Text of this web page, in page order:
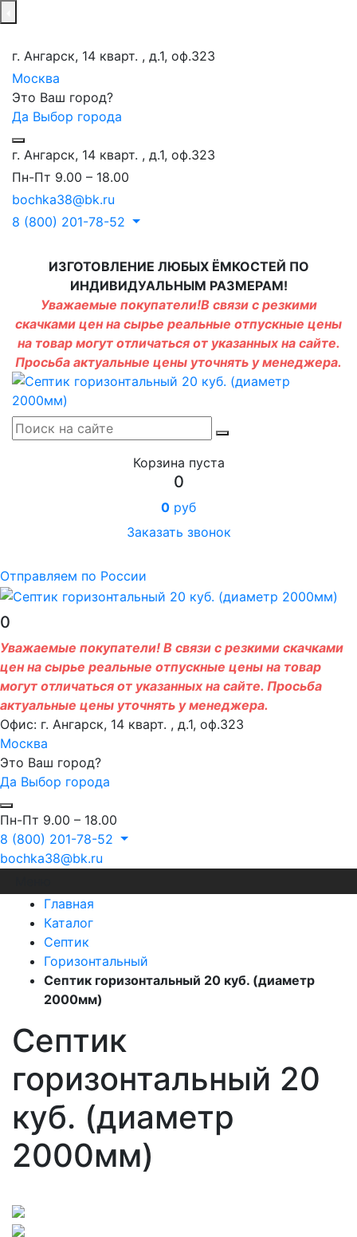
г. Ангарск, 14 кварт. , д.1, оф.323
Москва
Это Ваш город?
Да Выбор города
г. Ангарск, 14 кварт. , д.1, оф.323
Пн-Пт 9.00 – 18.00
bochka38@bk.ru
8 (800) 201-78-52
ИЗГОТОВЛЕНИЕ ЛЮБЫХ ЁМКОСТЕЙ ПО
ИНДИВИДУАЛЬНЫМ РАЗМЕРАМ!
Уважаемые покупатели!В связи с резкими
скачками цен на сырье реальные отпускные цены
на товар могут отличаться от указанных на сайте.
Просьба актуальные цены уточнять у менеджера.
Корзина пуста
0
0 руб
Заказать звонок
Отправляем по России
0
Уважаемые покупатели! В связи с резкими скачками
цен на сырье реальные отпускные цены на товар
могут отличаться от указанных на сайте. Просьба
актуальные цены уточнять у менеджера.
Офис: г. Ангарск, 14 кварт. , д.1, оф.323
Москва
Это Ваш город?
Да Выбор города
Пн-Пт 9.00 – 18.00
8 (800) 201-78-52
bochka38@bk.ru
Главная
Каталог
Септик
Горизонтальный
Септик горизонтальный 20 куб. (диаметр
2000мм)
Септик
горизонтальный 20
куб. (диаметр
2000мм)